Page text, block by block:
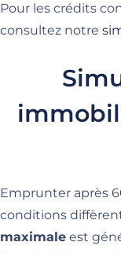
Pour les crédits
consultez notre
Emprunter après
conditions
maximale est